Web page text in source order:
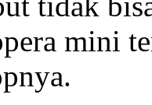
mini